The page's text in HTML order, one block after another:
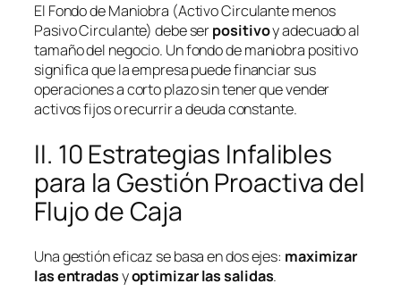
El Fondo de Maniobra (Activo Circulante menos
Pasivo Circulante) debe serpositivoy adecuado al
tamaño del negocio. Un fondo de maniobra positivo
significa que la empresa puede financiar sus
operaciones a corto plazo sin tener que vender
activos fijos o recurrir a deuda constante.
II. 10 Estrategias Infalibles
para la Gestión Proactiva del
Flujo de Caja
Una gestión eficaz se basa en dos ejes: maximizar
las entradasyoptimizar las salidas.